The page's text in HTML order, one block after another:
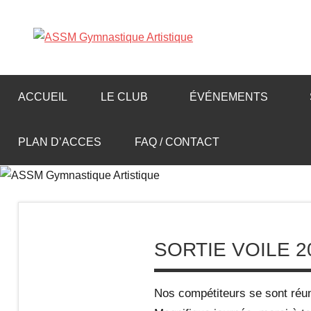
S
S
M
G
y
m
ACCUEIL LE CLUB ÉVÉNEMENTS
PLAN D’ACCES FAQ / CONTACT
SORTIE VOILE
Nos compétiteurs se sont